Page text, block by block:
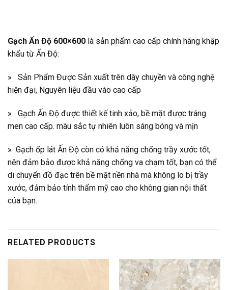
Gạch Ấn Độ 600×600 là sản phẩm cao cấp chính hãng khập
khẩu từ Ấn Độ:
» Sản Phẩm Được Sản xuất trên dây chuyền và công nghệ
hiện đại, Nguyên liệu đầu vào cao cấp
» Gạch Ấn Độ được thiết kế tinh xảo, bề mặt được tráng
men cao cấp. màu sắc tự nhiên luôn sáng bóng và mịn
» Gạch ốp lát Ấn Độ còn có khả năng chống trầy xước tốt,
nên đảm bảo được khả năng chống va chạm tốt, bạn có thể
di chuyển đồ đạc trên bề mặt nền nhà mà không lo bị trầy
xước, đảm bảo tính thẩm mỹ cao cho không gian nội thất
của bạn.
RELATED PRODUCTS